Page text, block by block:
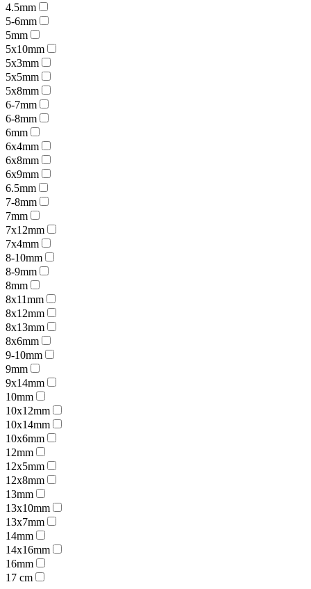
4.5mm
5-6mm
5mm
5x10mm
5x3mm
5x5mm
5x8mm
6-7mm
6-8mm
6mm
6x4mm
6x8mm
6x9mm
6.5mm
7-8mm
7mm
7x12mm
7x4mm
8-10mm
8-9mm
8mm
8x11mm
8x12mm
8x13mm
8x6mm
9-10mm
9mm
9x14mm
10mm
10x12mm
10x14mm
10x6mm
12mm
12x5mm
12x8mm
13mm
13x10mm
13x7mm
14mm
14x16mm
16mm
17 cm